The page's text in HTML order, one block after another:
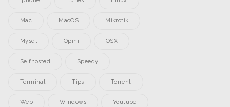
Mac MacOS Mikrotik
Mysql Opini OSX
Selfhosted Speedy
Terminal Tips Torrent
Web Windows Youtube